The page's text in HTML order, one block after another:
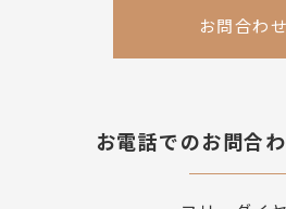
お問合わせ
お電話でのお問合